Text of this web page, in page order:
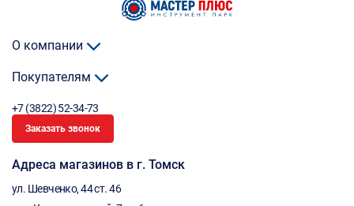
О компании
Покупателям
+7 (3822) 52-34-73
Заказать звонок
Адреса магазинов в г. Томск
ул. Шевченко, 44 ст. 46